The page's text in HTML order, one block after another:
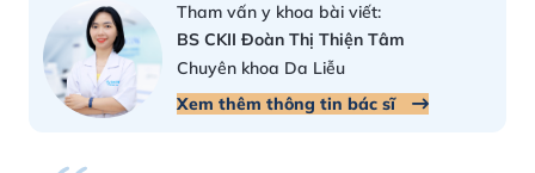
Tham vấn y khoa bài viết:
BS CKII Đoàn Thị Thiện Tâm
Chuyên khoa Da Liễu
Xem thêm thông tin bác sĩ